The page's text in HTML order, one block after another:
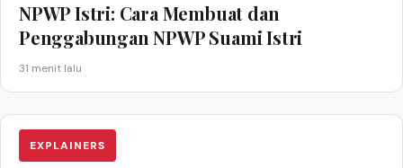
NPWP Istri: Cara Membuat dan
Penggabungan NPWP Suami Istri
31 menit lalu
EXPLAINERS